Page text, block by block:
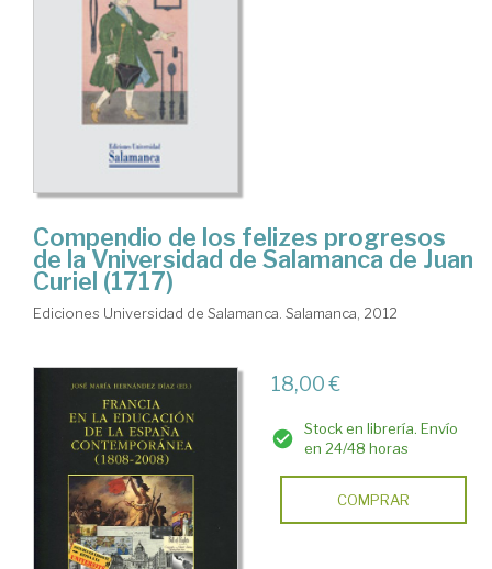
Compendio de los felizes progresos
de la Vniversidad de Salamanca de Juan
Curiel (1717)
Ediciones Universidad de Salamanca. Salamanca, 2012
18,00 €
Stock en librería. Envío
en 24/48 horas
COMPRAR